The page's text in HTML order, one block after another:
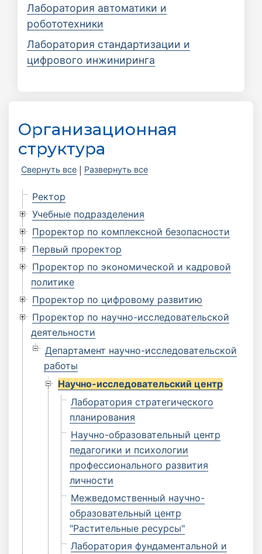
Лаборатория автоматики и
робототехники
Лаборатория стандартизации и
цифрового инжиниринга
Организационная
структура
Свернуть все Развернуть все
Ректор
Учебные подразделения
Проректор по комплексной безопасности
Первый проректор
Проректор по экономической и кадровой
политике
Проректор по цифровому развитию
Проректор по научно-исследовательской
деятельности
Департамент научно-исследовательской
работы
Научно-исследовательский центр
Лаборатория стратегического
планирования
Научно-образовательный центр
педагогики и психологии
профессионального развития
личности
Межведомственный научно-
образовательный центр
"Растительные ресурсы"
Лаборатория фундаментальной и